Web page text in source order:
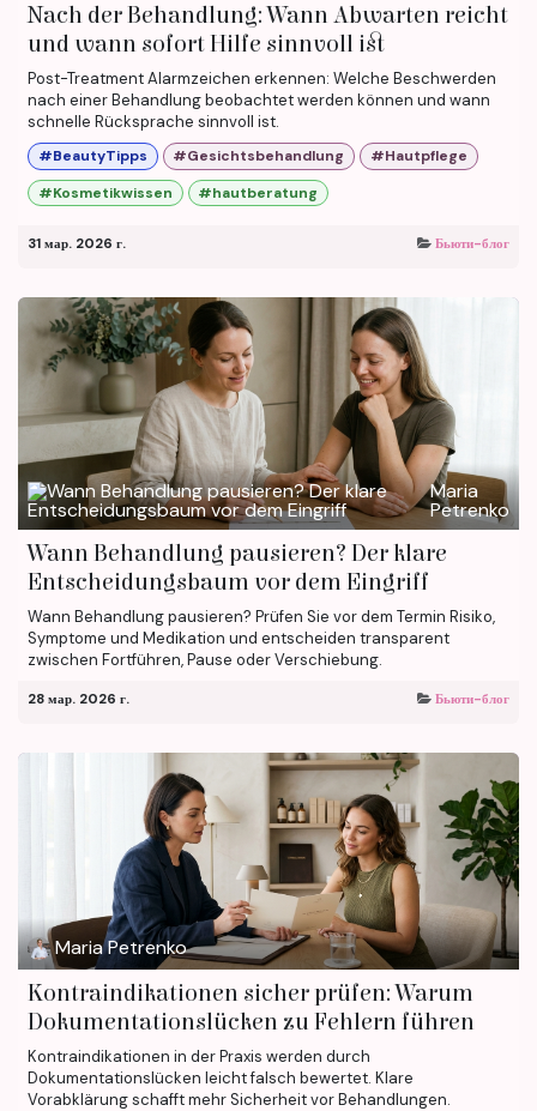
Nach der Behandlung: Wann Abwarten reicht
und wann sofort Hilfe sinnvoll ist
Post-Treatment Alarmzeichen erkennen: Welche Beschwerden
nach einer Behandlung beobachtet werden können und wann
schnelle Rücksprache sinnvoll ist.
#BeautyTipps #Gesichtsbehandlung
#Hautpflege
#Kosmetikwissen
#hautberatung
31 мар. 2026 г. Бьюти-блог
Maria
Petrenko
Wann Behandlung pausieren? Der klare
Entscheidungsbaum vor dem Eingriff
Wann Behandlung pausieren? Prüfen Sie vor dem Termin Risiko,
Symptome und Medikation und entscheiden transparent
zwischen Fortführen, Pause oder Verschiebung.
28 мар. 2026 г. Бьюти-блог
Maria Petrenko
Kontraindikationen sicher prüfen: Warum
Dokumentationslücken zu Fehlern führen
Kontraindikationen in der Praxis werden durch
Dokumentationslücken leicht falsch bewertet. Klare
Vorabklärung schafft mehr Sicherheit vor Behandlungen.